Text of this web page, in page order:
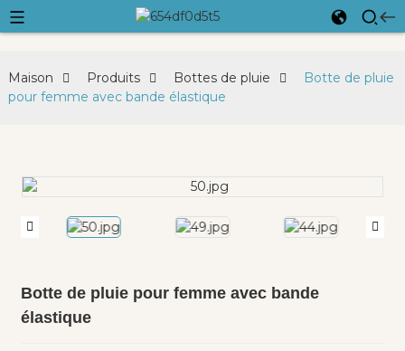
Maison Produits Bottes de pluie
Botte de pluie
pour femme avec bande élastique
Botte de pluie pour femme avec bande
élastique